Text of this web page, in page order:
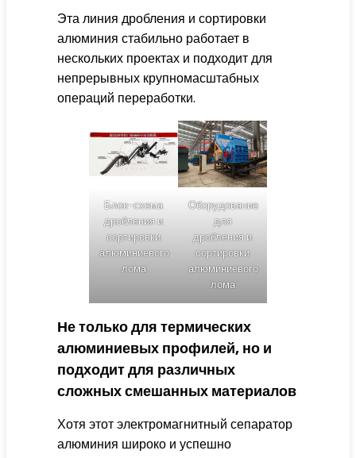
Эта линия дробления и сортировки
алюминия стабильно работает в
нескольких проектах и подходит для
непрерывных крупномасштабных
операций переработки.
Блок-схема
дробления и
сортировки
алюминиевого
лома
Оборудование
для
дробления и
сортировки
алюминиевого
лома
Не только для термических
алюминиевых профилей, но и
подходит для различных
сложных смешанных материалов
Хотя этот электромагнитный сепаратор
алюминия широко и успешно